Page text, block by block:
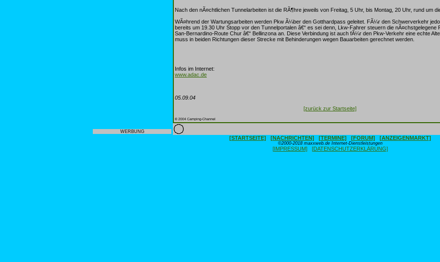
WERBUNG
Nach den nÃ¤chtlichen Tunnelarbeiten ist die RÃ¶hre jeweils von Freitag, 5 Uhr, bis Montag, 20 Uhr, rund um
WÃ¤hrend der Wartungsarbeiten werden Pkw Ã¼ber den Gotthardpass geleitet. FÃ¼r den Schwerverkehr
bereits um 19.30 Uhr Stopp vor den Tunnelportalen â€“ es sei denn, Lkw-Fahrer steuern die nÃ¤chstgelegene
San-Bernardino-Route Chur â€“ Bellinzona an. Diese Verbindung ist auch fÃ¼r den Pkw-Verkehr eine echte
muss in beiden Richtungen dieser Strecke mit Behinderungen wegen Bauarbeiten gerechnet werden.
Infos im Internet:
www.adac.de
05.09.04
[zurück zur Startseite]
© 2004 Camping-Channel
[STARTSEITE] [NACHRICHTEN] [TERMINE] [FORUM] [ANZEIGENMARKT]
©2000-2018 maxxweb.de Internet-Dienstleistungen
[IMPRESSUM] [DATENSCHUTZERKLÄRUNG]